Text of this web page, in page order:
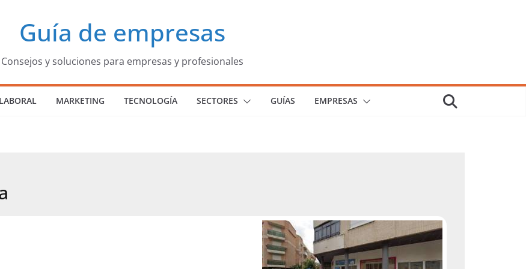
Guía de empresas
Consejos y soluciones para empresas y profesionales
LABORAL MARKETING TECNOLOGÍA SECTORES GUÍAS EMPRESAS